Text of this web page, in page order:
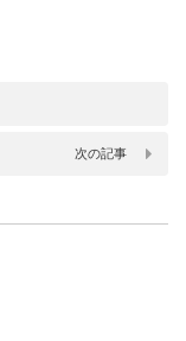
次の記事